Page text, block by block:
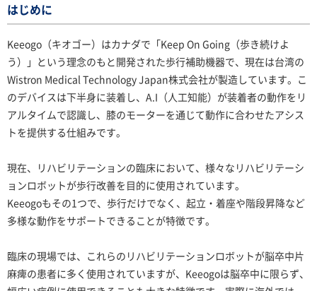
はじめに
Keeogo（キオゴー）はカナダで「Keep On Going（歩き続けよ
う）」という理念のもと開発された歩行補助機器で、現在は台湾の
Wistron Medical Technology Japan株式会社が製造しています。こ
のデバイスは下半身に装着し、A.I（人工知能）が装着者の動作をリ
アルタイムで認識し、膝のモーターを通じて動作に合わせたアシス
トを提供する仕組みです。
現在、リハビリテーションの臨床において、様々なリハビリテーシ
ョンロボットが歩行改善を目的に使用されています。
Keeogoもその1つで、歩行だけでなく、起立・着座や階段昇降など
多様な動作をサポートできることが特徴です。
臨床の現場では、これらのリハビリテーションロボットが脳卒中片
麻痺の患者に多く使用されていますが、Keeogoは脳卒中に限らず、